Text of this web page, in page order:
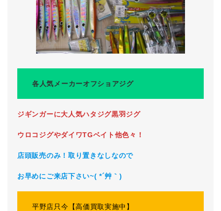
各人気メーカーオフショアジグ
ジギンガーに大人気ハタジグ黒羽ジグ
ウロコジグやダイワTGベイト他色々！
店頭販売のみ！取り置きなしなので
お早めにご来店下さい~( *´艸｀)
平野店只今【高価買取実施中】